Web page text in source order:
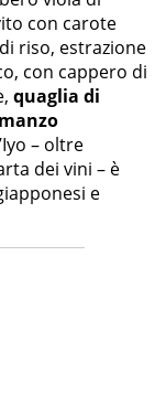
con carote
riso, estrazione
con cappero di
quaglia di
– oltre
dei vini – è
e